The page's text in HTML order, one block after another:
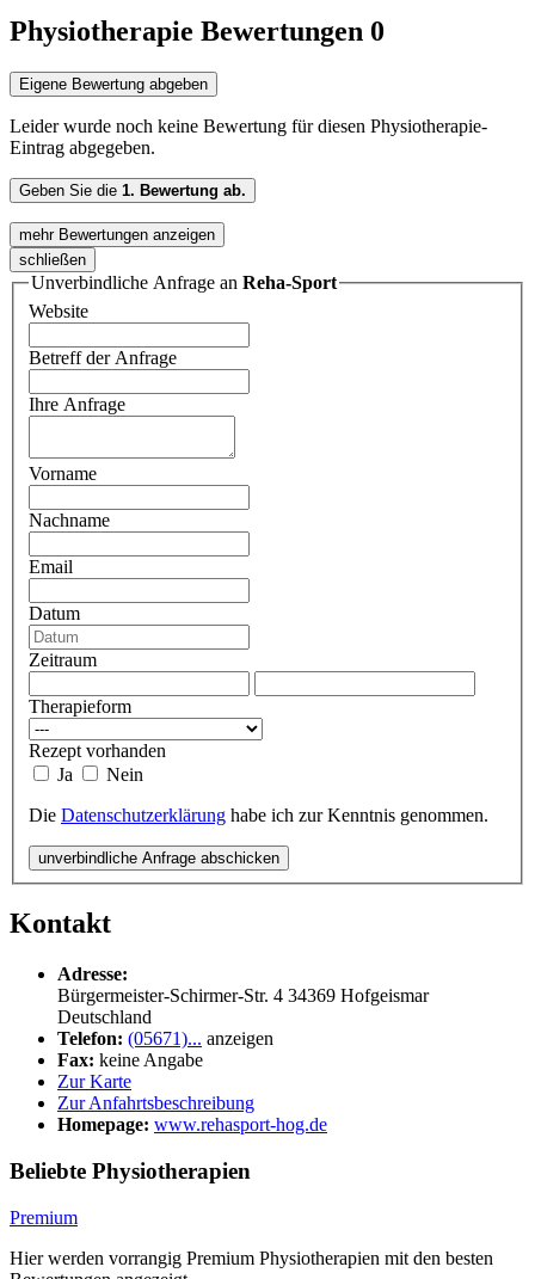
Physiotherapie Bewertungen 0
Eigene Bewertung abgeben
Leider wurde noch keine Bewertung für diesen Physiotherapie-
Eintrag abgegeben.
Geben Sie die 1. Bewertung ab.
mehr Bewertungen anzeigen
schließen
Unverbindliche Anfrage an Reha-Sport
Website
Betreff der Anfrage
Ihre Anfrage
Vorname
Nachname
Email
Datum
Zeitraum
Therapieform
Rezept vorhanden
Ja
Nein
Die Datenschutzerklärung habe ich zur Kenntnis genommen.
unverbindliche Anfrage abschicken
Kontakt
Adresse:
Bürgermeister-Schirmer-Str. 4 34369 Hofgeismar
Deutschland
Telefon: (05671)... anzeigen
Fax: keine Angabe
Zur Karte
Zur Anfahrtsbeschreibung
Homepage: www.rehasport-hog.de
Beliebte Physiotherapien
Premium
Hier werden vorrangig Premium Physiotherapien mit den besten